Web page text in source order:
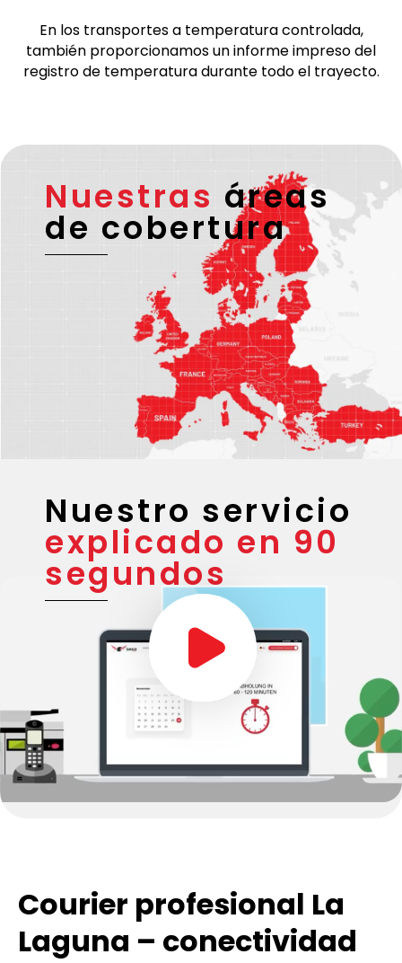
En los transportes a temperatura controlada,
también proporcionamos un informe impreso del
registro de temperatura durante todo el trayecto.
Nuestras áreas
de cobertura
Nuestro servicio
explicado en 90
segundos
Courier profesional La
Laguna – conectividad